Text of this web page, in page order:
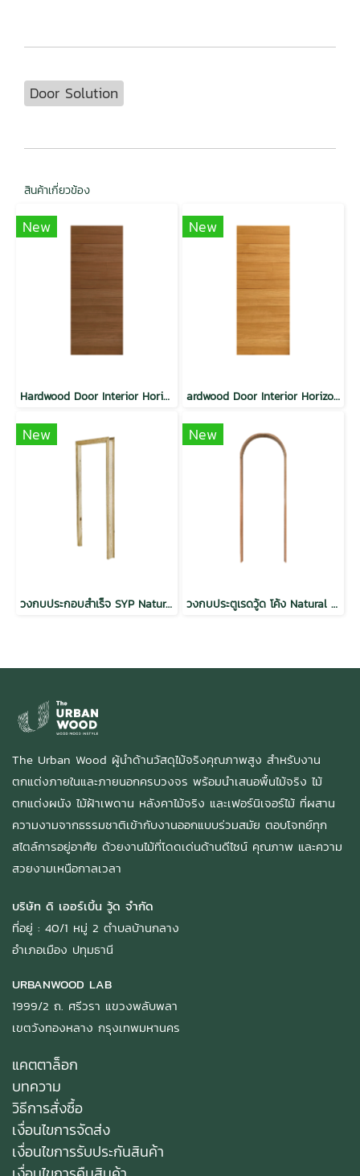
Door Solution
สินค้าเกี่ยวข้อง
New
Hardwood Door Interior Horizontal Modern Walnut
New
ardwood Door Interior Horizontal Modern Teak
New
วงกบประกอบสำเร็จ SYP Natural Hardwood Door Frame
New
วงกบประตูเรดวู้ด โค้ง Natural Hardwood Door Frame Interior Door
The Urban Wood ผู้นำด้านวัสดุไม้จริงคุณภาพสูง สำหรับงาน
ตกแต่งภายในและภายนอกครบวงจร พร้อมนำเสนอพื้นไม้จริง ไม้
ตกแต่งผนัง ไม้ฝ้าเพดาน หลังคาไม้จริง และเฟอร์นิเจอร์ไม้ ที่ผสาน
ความงามจากธรรมชาติเข้ากับงานออกแบบร่วมสมัย ตอบโจทย์ทุก
สไตล์การอยู่อาศัย ด้วยงานไม้ที่โดดเด่นด้านดีไซน์ คุณภาพ และความ
สวยงามเหนือกาลเวลา
บริษัท ดิ เออร์เบิ้น วู้ด จำกัด
ที่อยู่ : 40/1 หมู่ 2 ตำบลบ้านกลาง
อำเภอเมือง ปทุมธานี
URBANWOOD LAB
1999/2 ถ. ศรีวรา แขวงพลับพลา
เขตวังทองหลาง กรุงเทพมหานคร
แคตตาล็อก
บทความ
วิธีการสั่งซื้อ
เงื่อนไขการจัดส่ง
เงื่อนไขการรับประกันสินค้า